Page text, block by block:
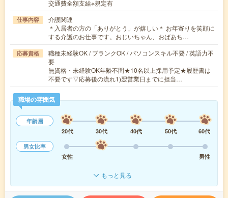
交通費全額支給※規定有
仕事内容
介護関連
＊入居者の方の「ありがとう」が嬉しい＊ お年寄りを笑顔に
する介護のお仕事です。おじいちゃん、おばあち…
応募資格
職種未経験OK / ブランクOK / パソコンスキル不要 / 英語力不
要
無資格・未経験OK年齢不問★10名以上採用予定★履歴書は
不要です▽応募後の流れ1)翌営業日までに担当…
職場の雰囲気
年齢層
20代
30代 40代 50代
60代
男女比率
女性
男性
もっと見る